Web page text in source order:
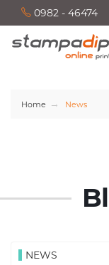
0982 - 46474
Home News
NEWS